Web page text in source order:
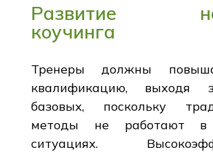
Развитие
коучинга
Тренеры должны
квалификацию, выходя
базовых, поскольку
методы не работают в
ситуациях.